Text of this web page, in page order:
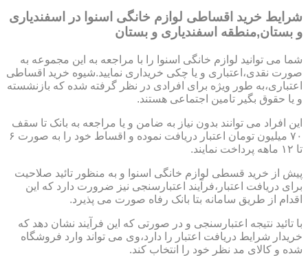
شرایط خرید اقساطی لوازم خانگی اسنوا در اسفندیاری
و بستان,منطقه اسفندیاری و بستان
شما می توانید لوازم خانگی اسنوا را با مراجعه به این مجموعه به
صورت نقدی،اعتباری و یا چکی خریداری نمایید.شیوه خرید اقساطی
اعتباری،به طور ویژه برای افرادی در نظر گرفته شده که بازنشسته
و یا حقوق بگیر تامین اجتماعی هستند.
این افراد می توانند بدون نیاز به ضامن و یا مراجعه به بانک تا سقف
۷۰ میلیون تومان اعتبار دریافت نموده و اقساط خود را به صورت ۶
تا ۱۲ ماهه پرداخت نمایند.
پیش از خرید قسطی لوازم خانگی اسنوا و به منظور تائید صلاحیت
برای دریافت اعتبار،فرآیند اعتبارسنجی نیز ضرورت دارد که این
اقدام از طریق سامانه بتا بانک رفاه صورت می پذیرد.
با تائید نتیجه اعتبارسنجی و در صورتی که این فرآیند نشان دهد که
خریدار شرایط دریافت اعتبار را دارد،وی می تواند وارد فروشگاه
شده و کالای مد نظر خود را انتخاب کند.